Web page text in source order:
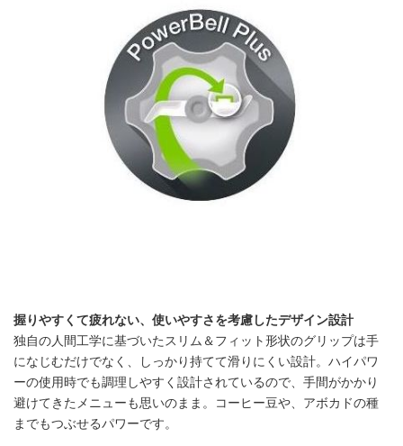
握りやすくて疲れない、使いやすさを考慮したデザイン設計
独自の人間工学に基づいたスリム＆フィット形状のグリップは手
になじむだけでなく、しっかり持てて滑りにくい設計。ハイパワ
ーの使用時でも調理しやすく設計されているので、手間がかかり
避けてきたメニューも思いのまま。コーヒー豆や、アボカドの種
までもつぶせるパワーです。
Japanese